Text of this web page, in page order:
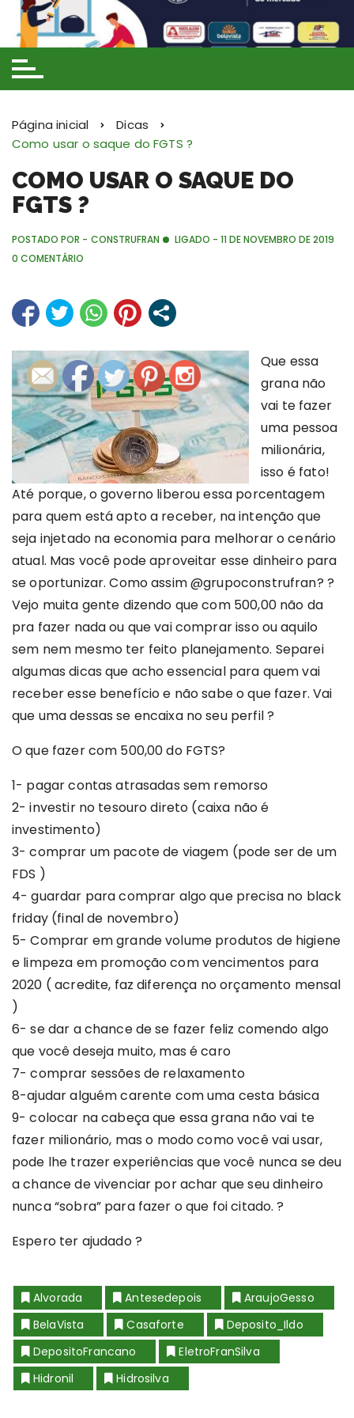
para
o
conteúdo
Página inicial
Dicas
Como usar o saque do FGTS ?
COMO USAR O SAQUE DO
FGTS ?
POSTADO POR - CONSTRUFRAN LIGADO -11 DE NOVEMBRO DE 2019
0 COMENTÁRIO
Que essa
grana não
vai te fazer
uma pessoa
milionária,
isso é fato!
Até porque, o governo liberou essa porcentagem
para quem está apto a receber, na intenção que
seja injetado na economia para melhorar o cenário
atual. Mas você pode aproveitar esse dinheiro para
se oportunizar. Como assim @grupoconstrufran? ?
Vejo muita gente dizendo que com 500,00 não da
pra fazer nada ou que vai comprar isso ou aquilo
sem nem mesmo ter feito planejamento. Separei
algumas dicas que acho essencial para quem vai
receber esse benefício e não sabe o que fazer. Vai
que uma dessas se encaixa no seu perfil ?
O que fazer com 500,00 do FGTS?
1- pagar contas atrasadas sem remorso
2- investir no tesouro direto (caixa não é
investimento)
3- comprar um pacote de viagem (pode ser de um
FDS )
4- guardar para comprar algo que precisa no black
friday (final de novembro)
5- Comprar em grande volume produtos de higiene
e limpeza em promoção com vencimentos para
2020 ( acredite, faz diferença no orçamento mensal
)
6- se dar a chance de se fazer feliz comendo algo
que você deseja muito, mas é caro
7- comprar sessões de relaxamento
8-ajudar alguém carente com uma cesta básica
9- colocar na cabeça que essa grana não vai te
fazer milionário, mas o modo como você vai usar,
pode lhe trazer experiências que você nunca se deu
a chance de vivenciar por achar que seu dinheiro
nunca “sobra” para fazer o que foi citado. ?
Espero ter ajudado ?
Alvorada Antesedepois
AraujoGesso
BelaVista
Casaforte
Deposito_Ildo
DepositoFrancano
EletroFranSilva
Hidronil
Hidrosilva